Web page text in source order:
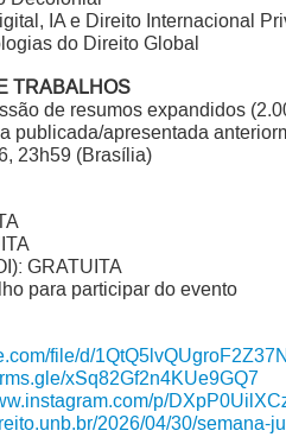
IA e Direito Internacional
do Direito Global
TRABALHOS
de resumos expandidos
publicada/apresentada
23h59 (Brasília)
GRATUITA
para participar do evento
file/d/
xSq82Gf2n4KUe9GQ7
p/
2026/04/30/semana-